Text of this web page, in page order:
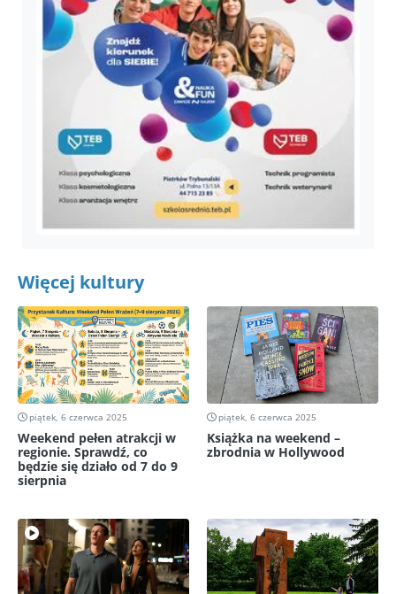
Więcej kultury
piątek, 6 czerwca 2025
Weekend pełen atrakcji w
regionie. Sprawdź, co
będzie się działo od 7 do 9
sierpnia
piątek, 6 czerwca 2025
Książka na weekend –
zbrodnia w Hollywood